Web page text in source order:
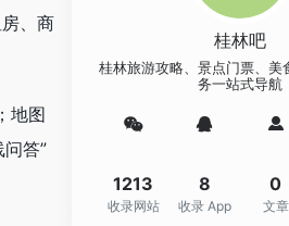
、商
地图
答”
桂林吧
桂林旅游攻略、景点门票、美
务一站式导航
1213
收录网站
8
收录 App
0
文章